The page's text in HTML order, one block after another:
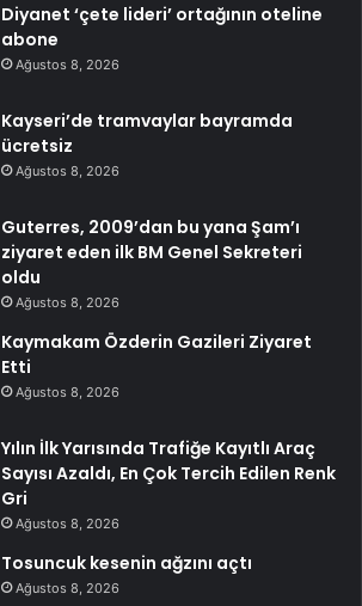
Diyanet ‘çete lideri’ ortağının oteline
abone
Ağustos 8, 2026
Kayseri’de tramvaylar bayramda
ücretsiz
Ağustos 8, 2026
Guterres, 2009’dan bu yana Şam’ı
ziyaret eden ilk BM Genel Sekreteri
oldu
Ağustos 8, 2026
Kaymakam Özderin Gazileri Ziyaret
Etti
Ağustos 8, 2026
Yılın İlk Yarısında Trafiğe Kayıtlı Araç
Sayısı Azaldı, En Çok Tercih Edilen Renk
Gri
Ağustos 8, 2026
Tosuncuk kesenin ağzını açtı
Ağustos 8, 2026